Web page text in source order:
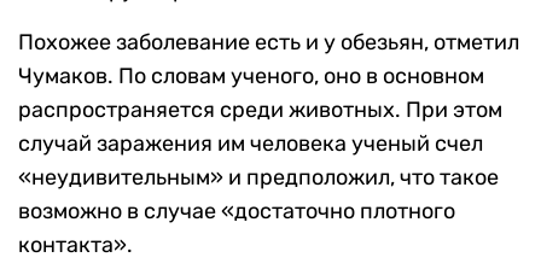
Похожее заболевание есть и у обезьян, отметил
Чумаков. По словам ученого, оно в основном
распространяется среди животных. При этом
случай заражения им человека ученый счел
«неудивительным» и предположил, что такое
возможно в случае «достаточно плотного
контакта».